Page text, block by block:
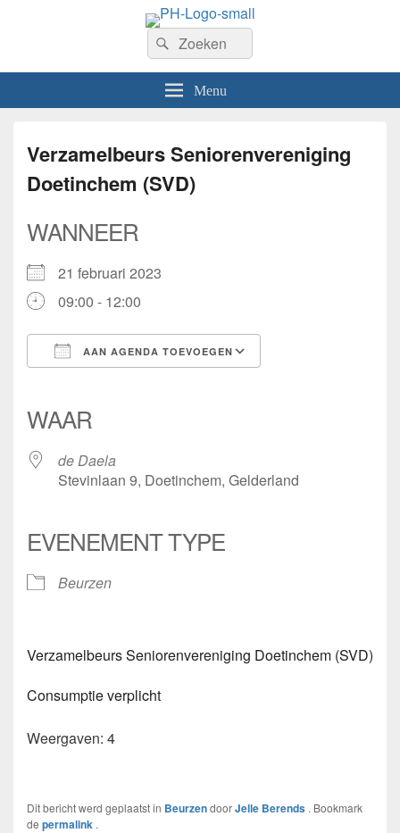
Welkom op de website van Postzegelvereniging PhilaHanze.
Zoeken
naar:
Zoeken
Menu
Verzamelbeurs Seniorenvereniging
Doetinchem (SVD)
WANNEER
21 februari 2023
09:00 - 12:00
AAN AGENDA TOEVOEGEN
WAAR
de Daela
Stevinlaan 9, Doetinchem, Gelderland
EVENEMENT TYPE
Beurzen
Verzamelbeurs Seniorenvereniging Doetinchem (SVD)
Consumptie verplicht
Weergaven: 4
Dit bericht werd geplaatst in BeurzendoorJelle Berends . Bookmark
de permalink .